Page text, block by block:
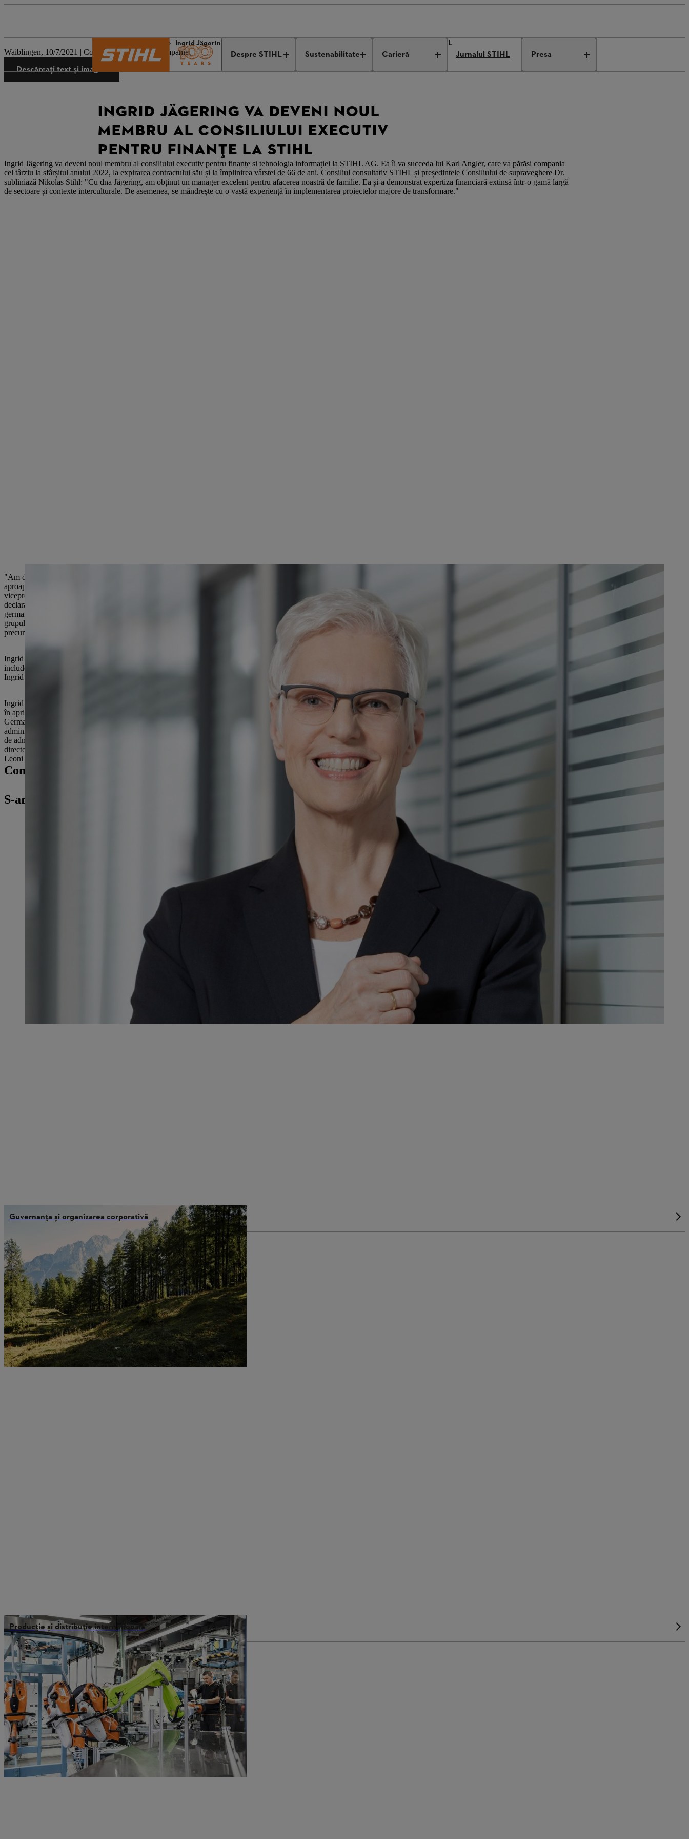
Despre STIHL Sustenabilitate Carieră Jurnalul STIHL Presa
Ingrid Jägering va deveni noul membru al Consiliului Executiv pentru Finanțe la STIHL
Waiblingen, 10/7/2021 | Comunicat de presă al companiei
Descărcați text și imagini
INGRID JÄGERING VA DEVENI NOUL
MEMBRU AL CONSILIULUI EXECUTIV
PENTRU FINANȚE LA STIHL
Ingrid Jägering va deveni noul membru al consiliului executiv pentru finanțe și tehnologia informației la STIHL AG. Ea îi va succeda lui Karl Angler, care va părăsi compania
cel târziu la sfârșitul anului 2022, la expirarea contractului său și la împlinirea vârstei de 66 de ani. Consiliul consultativ STIHL și președintele Consiliului de supraveghere Dr.
subliniază Nikolas Stihl: "Cu dna Jägering, am obținut un manager excelent pentru afacerea noastră de familie. Ea și-a demonstrat expertiza financiară extinsă într-o gamă largă
de sectoare și contexte interculturale. De asemenea, se mândrește cu o vastă experiență în implementarea proiectelor majore de transformare."
"Am dori să îi mulțumim actualului membru al Comitetului Executiv pentru Finanțe și Tehnologia Informației pentru activitatea sa de mare succes la STIHL pe parcursul a
aproape două decenii. Dl Angler s-a alăturat pentru prima dată filialei noastre STIHL Inc. din SUA, cu sediul în Virginia Beach, în 2002, unde a lucrat cu succes ca
vicepreședinte financiar timp de zece ani la cea mai mare filială a noastră din străinătate. El a fost chiar numit "CFO al anului" de către Virginia Business Magazine în 2011", a
declarat dr. a remarcat Stihl. În mai 2012, Karl Angler a devenit membru al Comitetului executiv pentru finanțe, control, sisteme informatice și servicii la societatea-mamă
germană. "Munca domnului Angler nu numai că a contribuit la performanțele noastre excelente în afaceri, dar a și pregătit terenul pentru structura financiară foarte solidă a
grupului STIHL. În calitate de membru al consiliului executiv, trebuie să-i mulțumim pentru direcția strategică importantă și pentru alinierea prevăzătoare a departamentului său,
precum și pentru peisajul nostru IT global."
Ingrid Jägering se va alătura consiliului executiv STIHL de la 1 ianuarie 2023 cel târziu, și potențial mai devreme în 2022. Atribuțiile sale în cadrul Comitetului executiv vor
include finanțe, control, trezorerie, IT și gestionarea participațiilor. La recomandarea Consiliului consultativ STIHL, Consiliul de supraveghere a numit-o în unanimitate pe
Ingrid Jägering în Consiliul executiv pentru o perioadă de trei ani.
Ingrid Jägering s-a născut în 1966 în Südlohn, Germania, și este căsătorită. Și-a început cariera în 1986 cu o formare în management industrial la Siemens AG în Bocholt. Până
în aprilie 2012, ea a fost angajată în mod continuu de grupul german în diferite funcții și în mai multe dintre filialele și diviziunile sale de afaceri, acum divizate, atât în
Germania, cât și în străinătate. Ea a făcut parte din conducerea de vârf a companiilor respective timp de mai mult de 10 ani. Cel mai recent, a fost membru al Consiliului de
administrație și director financiar al diviziei Wind Power din cadrul Siemens Wind Power A/S din Danemarca. Ulterior, ea a lucrat timp de patru ani ca membru al Consiliului
de administrație și director financiar al diferitelor unități de afaceri la MAN DIESEL & TURBO SE în Augsburg și Oberhausen, înainte de a fi numită director financiar,
director general și director de muncă la OSRAM Opto Semiconductors GmbH în Regensburg în aprilie 2016. Ingrid Jägering este director financiar și director de muncă al
Leoni AG, societate cotată la bursă, din august 2019.
Contactul dvs. de presă
S-ar putea să fiți interesați și de
Guvernanța și organizarea corporativă
Producție și distribuție internațională